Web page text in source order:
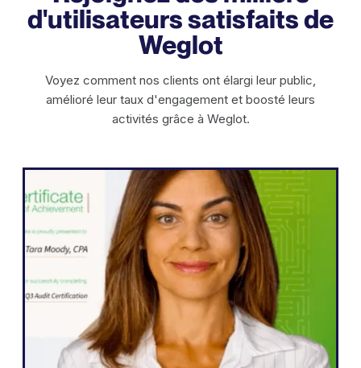
d'utilisateurs satisfaits de
Weglot
Voyez comment nos clients ont élargi leur public,
amélioré leur taux d'engagement et boosté leurs
activités grâce à Weglot.
WordPress
« Weglot nous a permis de déployer
rapidement notre site web en cinq
langues. Nous avons déjà constaté des
améliorations significatives dans